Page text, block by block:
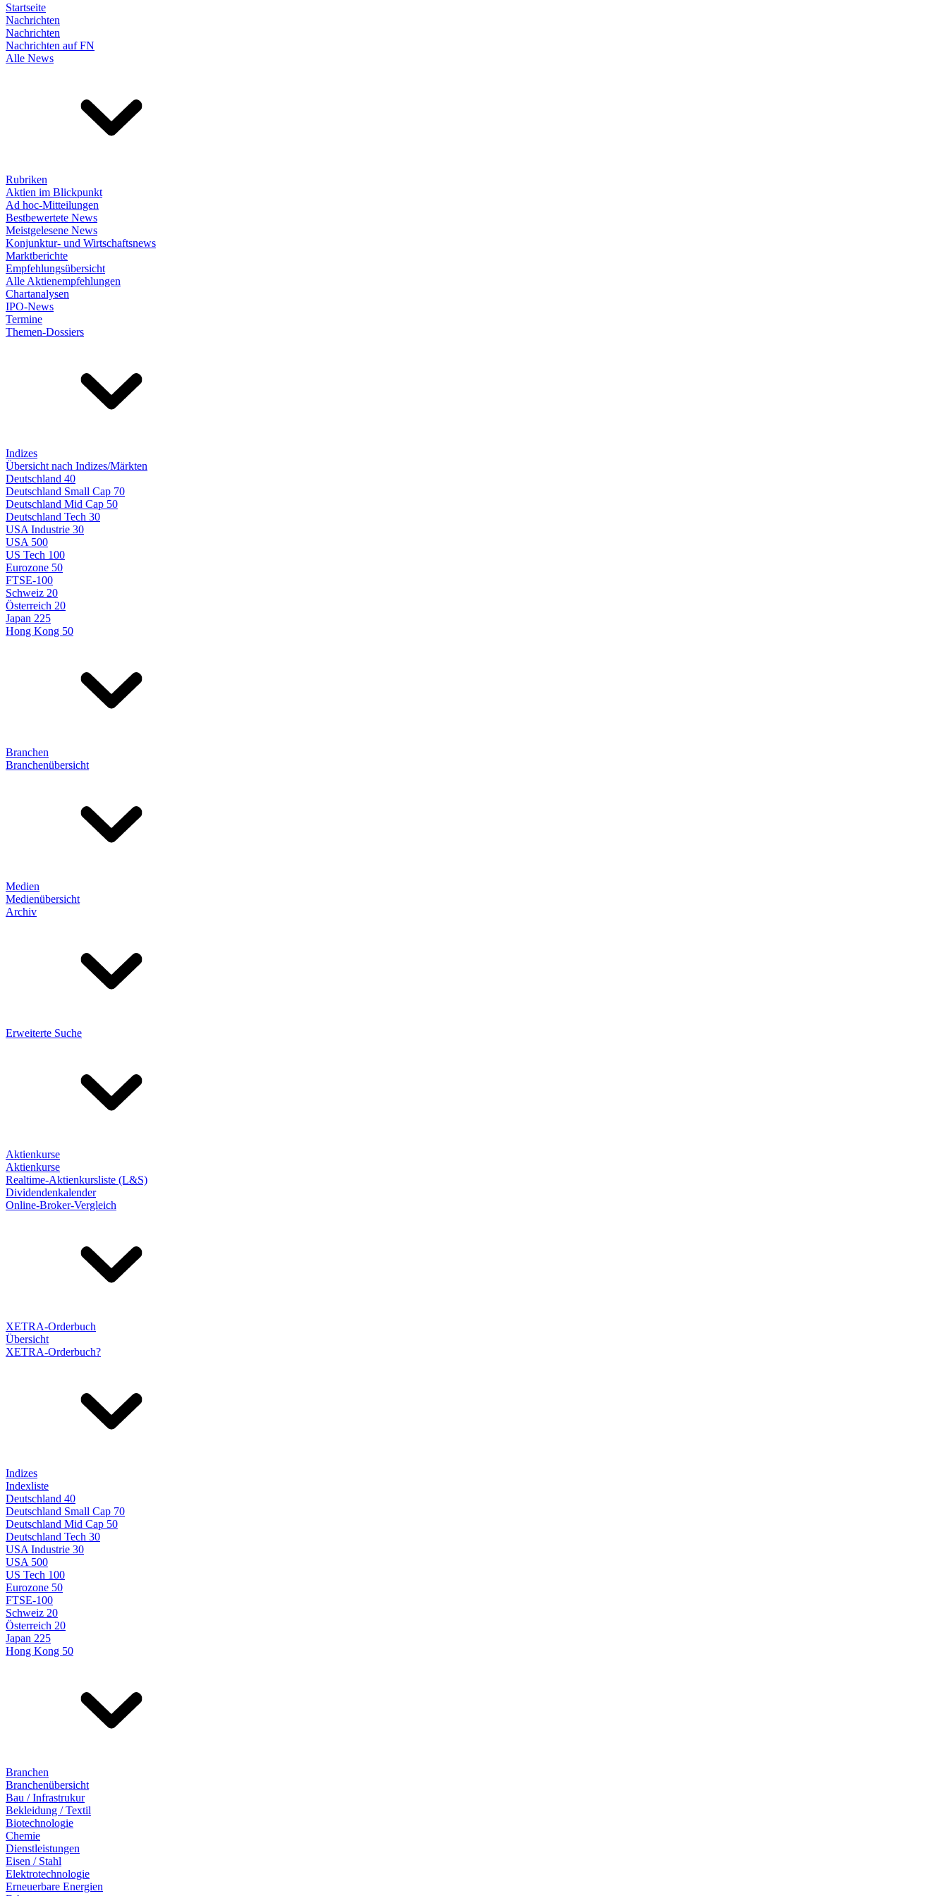
Startseite
Nachrichten
Nachrichten
Nachrichten auf FN
Alle News
Rubriken
Aktien im Blickpunkt
Ad hoc-Mitteilungen
Bestbewertete News
Meistgelesene News
Konjunktur- und Wirtschaftsnews
Marktberichte
Empfehlungsübersicht
Alle Aktienempfehlungen
Chartanalysen
IPO-News
Termine
Themen-Dossiers
Indizes
Übersicht nach Indizes/Märkten
Deutschland 40
Deutschland Small Cap 70
Deutschland Mid Cap 50
Deutschland Tech 30
USA Industrie 30
USA 500
US Tech 100
Eurozone 50
FTSE-100
Schweiz 20
Österreich 20
Japan 225
Hong Kong 50
Branchen
Branchenübersicht
Medien
Medienübersicht
Archiv
Erweiterte Suche
Aktienkurse
Aktienkurse
Realtime-Aktienkursliste (L&S)
Dividendenkalender
Online-Broker-Vergleich
XETRA-Orderbuch
Übersicht
XETRA-Orderbuch?
Indizes
Indexliste
Deutschland 40
Deutschland Small Cap 70
Deutschland Mid Cap 50
Deutschland Tech 30
USA Industrie 30
USA 500
US Tech 100
Eurozone 50
FTSE-100
Schweiz 20
Österreich 20
Japan 225
Hong Kong 50
Branchen
Branchenübersicht
Bau / Infrastrukur
Bekleidung / Textil
Biotechnologie
Chemie
Dienstleistungen
Eisen / Stahl
Elektrotechnologie
Erneuerbare Energien